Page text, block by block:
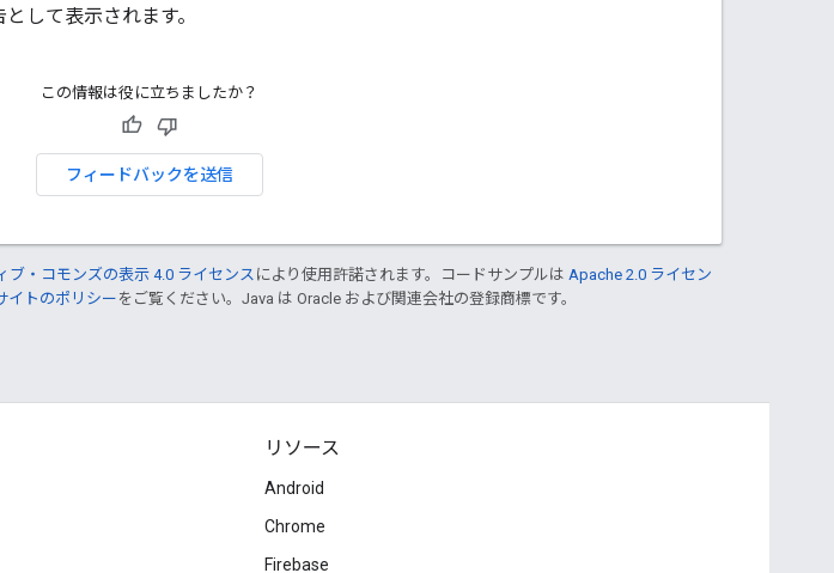
して表示されます。
この情報は役に立ちましたか？
フィードバックを送信
ブ・コモンズの表示 4.0 ライセンス により使用許諾されます。コードサンプルは Apache 2.0 ライセン
イトのポリシー をご覧ください。Java は Oracle および関連会社の登録商標です。
リソース
Android
Chrome
Firebase